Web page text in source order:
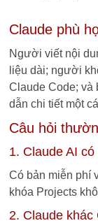
Claude phù
Người viết nội
liệu dài; người
Claude Code; và
dẫn chi tiết một
Câu hỏi
1. Claude AI
Có bản miễn phí
khóa Projects
2. Claude